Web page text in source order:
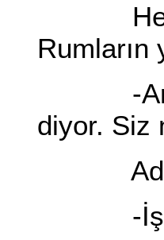
Hemen
Rumların
-
diyor. Siz
-